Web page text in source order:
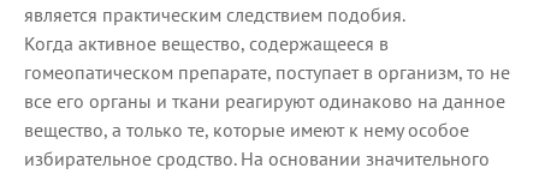
является практическим следствием подобия.
Когда активное вещество, содержащееся в
гомеопатическом препарате, поступает в организм, то не
все его органы и ткани реагируют одинаково на данное
вещество, а только те, которые имеют к нему особое
избирательное сродство. На основании значительного